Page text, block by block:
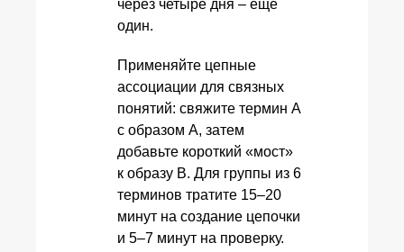
через четыре дня – ещё
один.
Применяйте цепные
ассоциации для связных
понятий: свяжите термин A
с образом A, затем
добавьте короткий «мост»
к образу B. Для группы из 6
терминов тратите 15–20
минут на создание цепочки
и 5–7 минут на проверку.